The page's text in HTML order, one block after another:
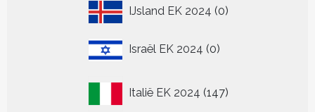
IJsland EK 2024 00
Israël EK 2024 00
Italië EK 2024 147
producten